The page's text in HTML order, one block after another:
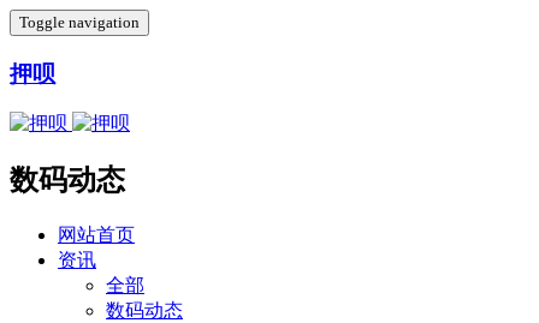
Toggle navigation
押呗
数码动态
网站首页
资讯
全部
数码动态